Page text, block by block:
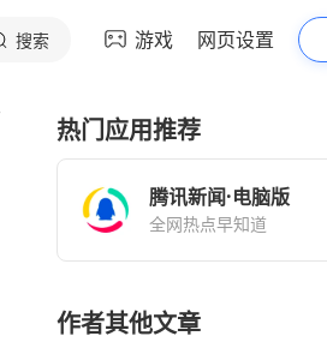
搜索 游戏 网页设置
热门应用推荐
腾讯新闻·电脑版
全网热点早知道
作者其他文章